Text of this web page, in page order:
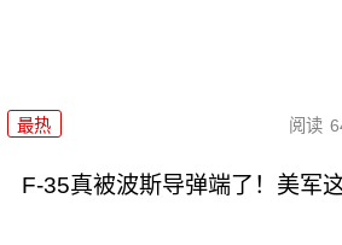
最热 阅读
F-35真被波斯导弹端了！美军